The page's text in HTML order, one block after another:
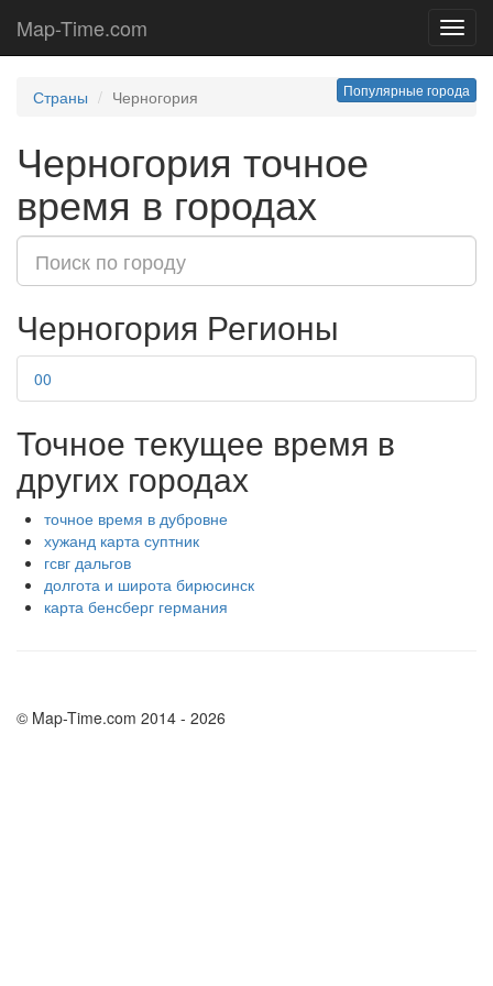
Map-Time.com
Популярные города
Страны Черногория
Черногория точное
время в городах
Черногория Регионы
00
Точное текущее время в
других городах
точное время в дубровне
хужанд карта суптник
гсвг дальгов
долгота и широта бирюсинск
карта бенсберг германия
© Map-Time.com 2014 - 2026